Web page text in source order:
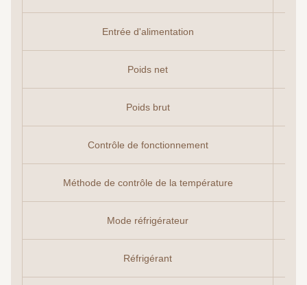
Entrée d'alimentation
Poids net
Poids brut
Contrôle de fonctionnement
Méthode de contrôle de la température
Mode réfrigérateur
Réfrigérant